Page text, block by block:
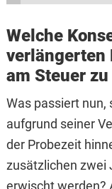
Welche
verlängerten
am Steuer
Was passiert nun,
aufgrund seiner
der Probezeit
zusätzlichen zwei
erwischt werden?